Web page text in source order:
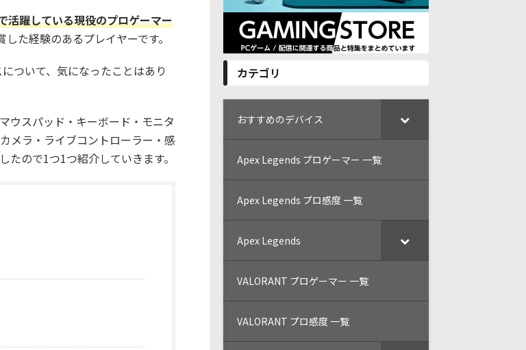
躍している現役のプロゲーマー
た経験のあるプレイヤーです。
ついて、気になったことはあり
ウスパッド・キーボード・モニタ
メラ・ライブコントローラー・感
ので1つ1つ紹介していきます。
カテゴリ
おすすめのデバイス
Apex Legends プロゲーマー 一覧
Apex Legends プロ感度 一覧
Apex Legends
VALORANT プロゲーマー 一覧
VALORANT プロ感度 一覧